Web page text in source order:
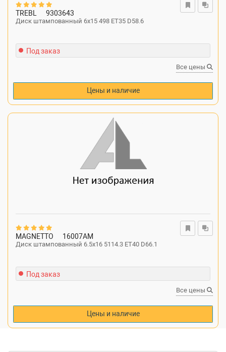
TREBL 9303643
Диск штампованный 6x15 498 ET35 D58.6
Под заказ
Все цены
Цены и наличие
MAGNETTO 16007AM
Диск штампованный 6.5x16 5114.3 ET40 D66.1
Под заказ
Все цены
Цены и наличие